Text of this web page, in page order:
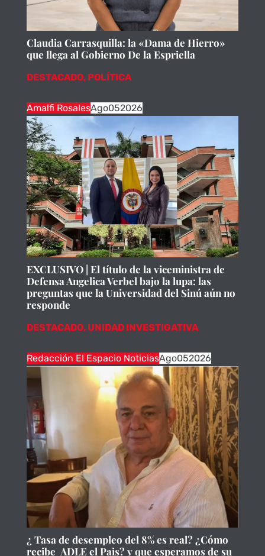
Claudia Carrasquilla: la «Dama de Hierro»
que llega al Gobierno De la Espriella
DESTACADO, POLÍTICA
Amalfi RosalesAgo052026
EXCLUSIVO | El título de la viceministra de
Defensa Angelica Verbel bajo la lupa: las
preguntas que la Universidad del Sinú aún no
responde
DESTACADO, UNIDAD INVESTIGATIVA
Redacción El Espacio NoticiasAgo052026
¿ Tasa de desempleo del 8% es real? ¿Cómo
recibe ADLE el Pais? y que esperamos de su